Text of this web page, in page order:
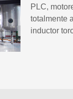
PLC,
totalmente
inductor